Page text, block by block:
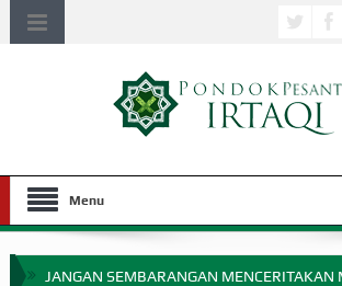
Menu
JANGAN SEMBARANGAN MENCERITAKAN